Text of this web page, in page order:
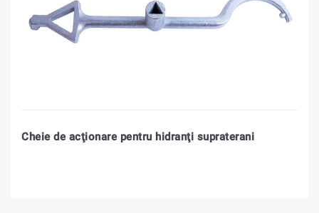
Cheie de acţionare pentru hidranţi supraterani